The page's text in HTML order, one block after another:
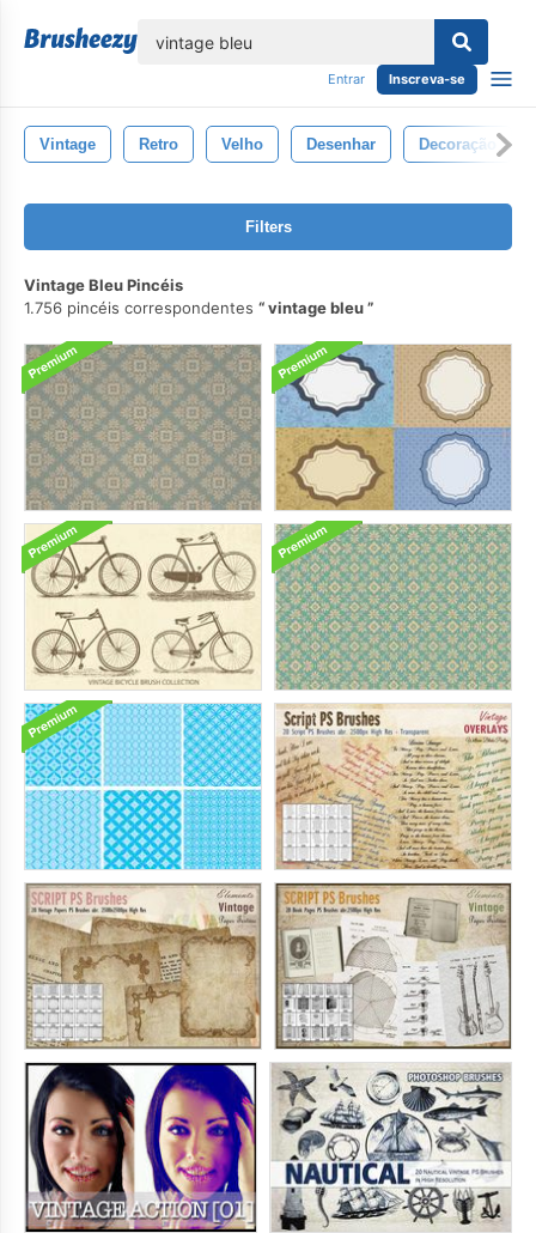
Entrar Inscreva-se
Vintage Retro Velho Desenhar Decoração
Filters
Vintage Bleu Pincéis
1.756 pincéis correspondentes
vintage bleu